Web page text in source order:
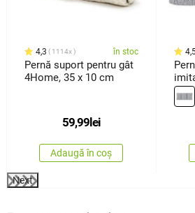
4,3 1114x în stoc
Pernă suport pentru gât
4Home, 35 x 10 cm
59,99 lei
Adaugă în coș
30
Next